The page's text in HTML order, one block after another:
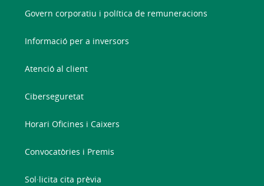
Govern corporatiu i política de remuneracions
Informació per a inversors
Atenció al client
Ciberseguretat
Horari Oficines i Caixers
Convocatòries i Premis
Sol·licita cita prèvia